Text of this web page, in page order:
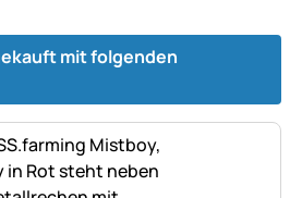
mit folgenden